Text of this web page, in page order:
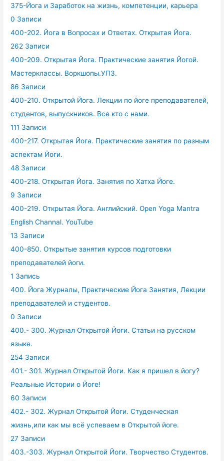
375-Йога и Заработок на жизнь, компетенции, карьера
0 Записи
400-202. Йога в Вопросах и Ответах. Открытая Йога.
262 Записи
400-209. Открытая Йога. Практические занятия Йогой.
Мастерклассы. Воркшопы.УПЗ.
86 Записи
400-210. Открытой Йога. Лекции по йоге преподавателей,
студентов, выпускников. Все кто с нами.
111 Записи
400-217. Открытая Йога. Практические занятия по разным
аспектам Йоги.
48 Записи
400-218. Открытая Йога. Занятия по Хатха Йоге.
9 Записи
400-219. Открытая Йога. Английский. Open Yoga Mantra
English Channal. YouTube
13 Записи
400-850. Открытые занятия курсов подготовки
преподавателей йоги.
1 Запись
400. Йога Журналы, Практические Йога Занятия, Лекции
преподавателей и студентов.
0 Записи
400.- 300. Журнал Открытой Йоги. Статьи на русском
языке.
254 Записи
401.- 301. Журнал Открытой Йоги. Как я пришел в йогу?
Реальные Истории о Йоге!
60 Записи
402.- 302. Журнал Открытой Йоги. Студенческая
жизнь,или как мы всё успеваем в Открытой йоге.
27 Записи
403.-303. Журнал Открытой Йоги. Творчество Студентов.